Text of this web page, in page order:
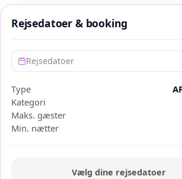
Rejsedatoer & booking
Rejsedatoer
Type
Kategori
Maks. gæster
Min. nætter
Vælg dine rejsedatoer